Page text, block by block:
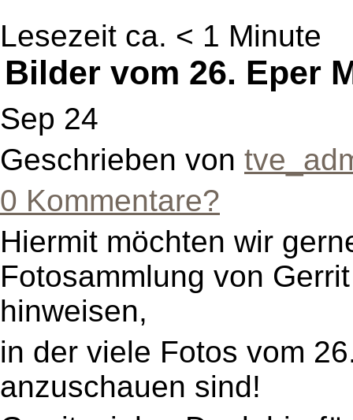
Lesezeit ca. < 1 Minute
Bilder vom 26. Eper
Sep 24
Geschrieben von
0 Kommentare?
Hiermit möchten wir
Fotosammlung von
hinweisen,
in der viele Fotos vom
anzuschauen sind!